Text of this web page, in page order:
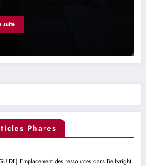
suite
Phares
Emplacement des ressources dans Bellwright